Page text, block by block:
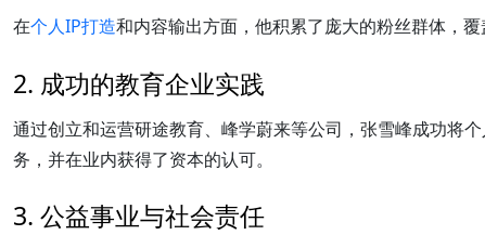
在个人IP打造和内容输出方面，他积累了庞大的粉丝群体，覆
2. 成功的教育企业实践
通过创立和运营研途教育、峰学蔚来等公司，张雪峰成功将
务，并在业内获得了资本的认可。
3. 公益事业与社会责任